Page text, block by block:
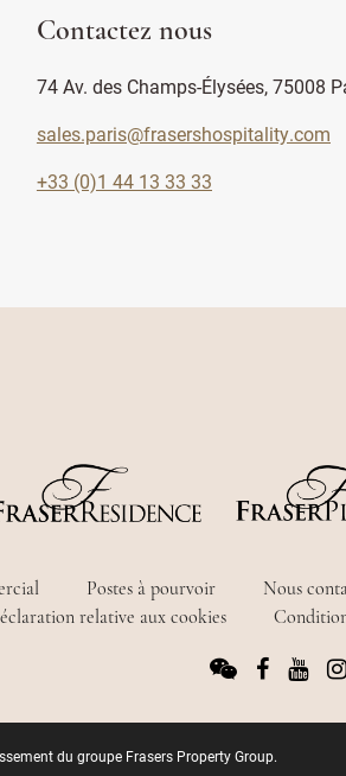
Contactez nous
74 Av. des Champs-Élysées, 75008
sales.paris@frasershospitality.com
+33 (0)1 44 13 33 33
Postes à pourvoir Nous
relative aux cookies
du groupe Frasers Property Group.